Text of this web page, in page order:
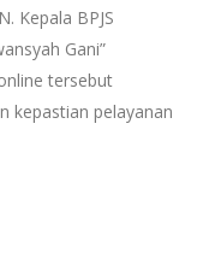
Kepala BPJS
Gani”
tersebut
kepastian pelayanan